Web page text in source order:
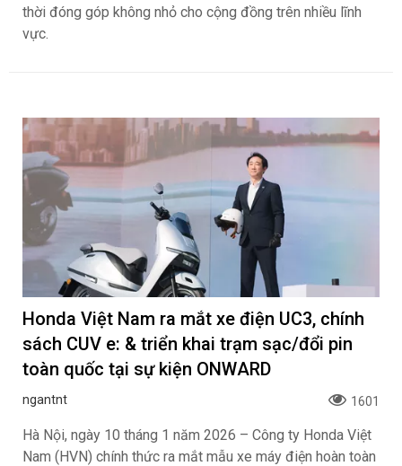
thời đóng góp không nhỏ cho cộng đồng trên nhiều lĩnh
vực.
Honda Việt Nam ra mắt xe điện UC3, chính
sách CUV e: & triển khai trạm sạc/đổi pin
toàn quốc tại sự kiện ONWARD
ngantnt 1601
Hà Nội, ngày 10 tháng 1 năm 2026 – Công ty Honda Việt
Nam (HVN) chính thức ra mắt mẫu xe máy điện hoàn toàn